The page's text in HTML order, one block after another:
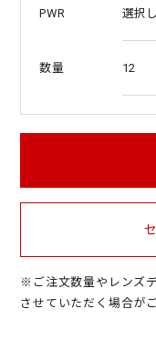
PWR
数量 12
※ご注文数量やレンズ
させていただく場合が